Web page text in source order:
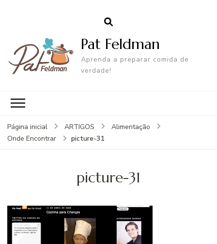
Pat Feldman
Aprenda a preparar comida de
verdade!
Página inicial ARTIGOS
Alimentação
Onde Encontrar
picture-31
picture-31